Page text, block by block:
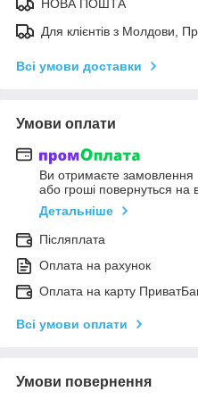
НОВА ПОШТА
Для клієнтів з Молдови,
Всі умови доставки
Умови оплати
Ви отримаєте замовлення
або гроші повернуться на
Детальніше
Післяплата
Оплата на рахунок
Оплата на карту
Всі умови оплати
Умови повернення